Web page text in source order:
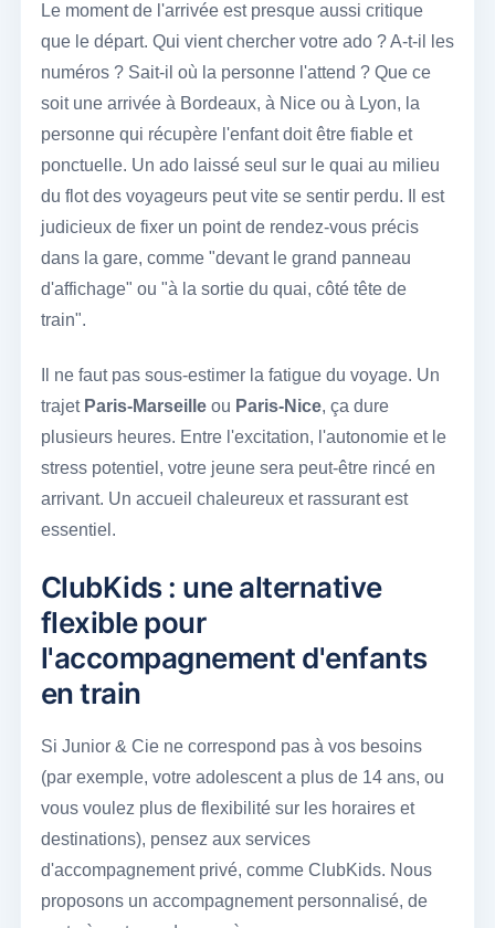
Le moment de l'arrivée est presque aussi critique
que le départ. Qui vient chercher votre ado ? A-t-il les
numéros ? Sait-il où la personne l'attend ? Que ce
soit une arrivée à Bordeaux, à Nice ou à Lyon, la
personne qui récupère l'enfant doit être fiable et
ponctuelle. Un ado laissé seul sur le quai au milieu
du flot des voyageurs peut vite se sentir perdu. Il est
judicieux de fixer un point de rendez-vous précis
dans la gare, comme "devant le grand panneau
d'affichage" ou "à la sortie du quai, côté tête de
train".
Il ne faut pas sous-estimer la fatigue du voyage. Un
trajet Paris-Marseilleou Paris-Nice, ça dure
plusieurs heures. Entre l'excitation, l'autonomie et le
stress potentiel, votre jeune sera peut-être rincé en
arrivant. Un accueil chaleureux et rassurant est
essentiel.
ClubKids : une alternative
flexible pour
l'accompagnement d'enfants
en train
Si Junior & Cie ne correspond pas à vos besoins
(par exemple, votre adolescent a plus de 14 ans, ou
vous voulez plus de flexibilité sur les horaires et
destinations), pensez aux services
d'accompagnement privé, comme ClubKids. Nous
proposons un accompagnement personnalisé, de